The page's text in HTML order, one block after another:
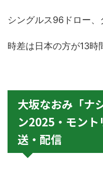
シングルス96ドロー、
時差は日本の方が13時
大坂なおみ「ナ
ン2025・モン
送・配信